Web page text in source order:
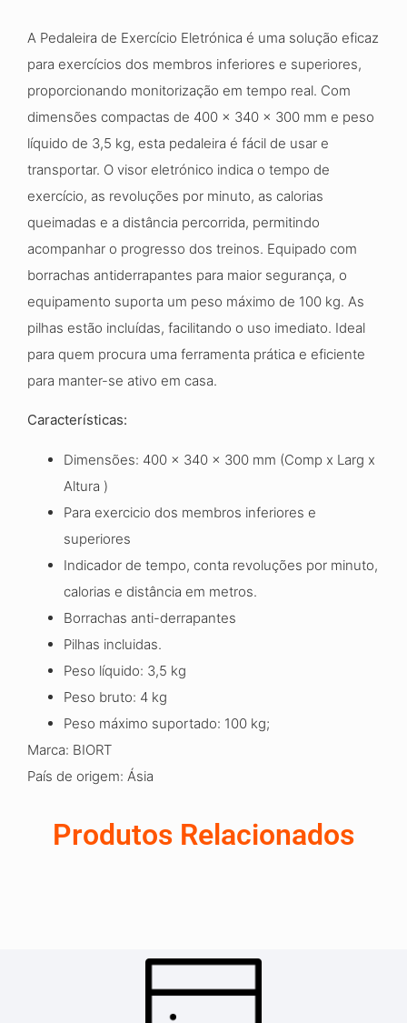
A Pedaleira de Exercício Eletrónica é uma solução eficaz
para exercícios dos membros inferiores e superiores,
proporcionando monitorização em tempo real. Com
dimensões compactas de 400 x 340 x 300 mm e peso
líquido de 3,5 kg, esta pedaleira é fácil de usar e
transportar. O visor eletrónico indica o tempo de
exercício, as revoluções por minuto, as calorias
queimadas e a distância percorrida, permitindo
acompanhar o progresso dos treinos. Equipado com
borrachas antiderrapantes para maior segurança, o
equipamento suporta um peso máximo de 100 kg. As
pilhas estão incluídas, facilitando o uso imediato. Ideal
para quem procura uma ferramenta prática e eficiente
para manter-se ativo em casa.
Características:
Dimensões: 400 x 340 x 300 mm (Comp x Larg x
Altura )
Para exercicio dos membros inferiores e
superiores
Indicador de tempo, conta revoluções por minuto,
calorias e distância em metros.
Borrachas anti-derrapantes
Pilhas incluidas.
Peso líquido: 3,5 kg
Peso bruto: 4 kg
Peso máximo suportado: 100 kg;
Marca: BIORT
País de origem: Ásia
Produtos Relacionados